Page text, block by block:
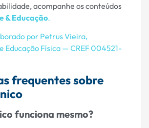
acompanhe os conteúdos
& Educação.
por Petrus Vieira,
Educação Física — CREF 004521-
frequentes sobre
funciona mesmo?